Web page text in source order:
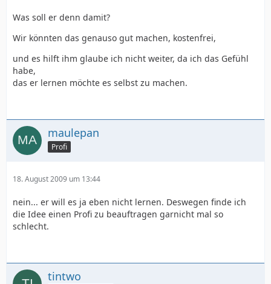
Was soll er denn damit?
Wir könnten das genauso gut machen, kostenfrei,
und es hilft ihm glaube ich nicht weiter, da ich das Gefühl
habe,
das er lernen möchte es selbst zu machen.
maulepan
Profi
18. August 2009 um 13:44
nein... er will es ja eben nicht lernen. Deswegen finde ich
die Idee einen Profi zu beauftragen garnicht mal so
schlecht.
tintwo